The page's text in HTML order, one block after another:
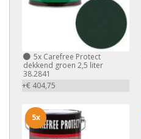
5x Carefree Protect
dekkend groen 2,5 liter
38.2841
+€ 404,75
5x